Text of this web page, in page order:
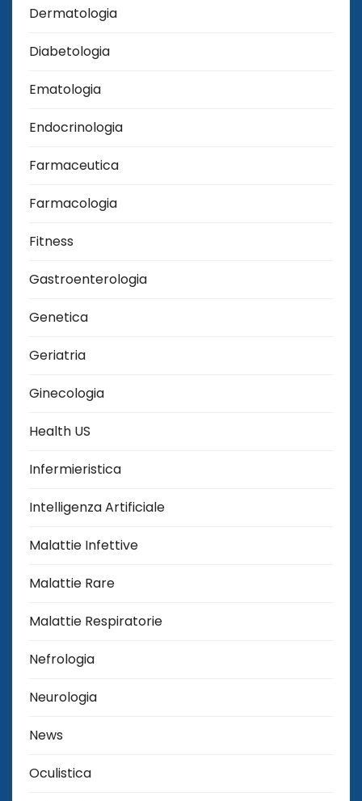
Dermatologia
Diabetologia
Ematologia
Endocrinologia
Farmaceutica
Farmacologia
Fitness
Gastroenterologia
Genetica
Geriatria
Ginecologia
Health US
Infermieristica
Intelligenza Artificiale
Malattie Infettive
Malattie Rare
Malattie Respiratorie
Nefrologia
Neurologia
News
Oculistica